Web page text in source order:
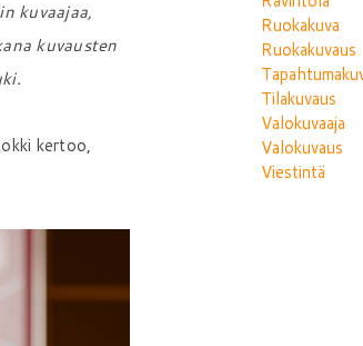
kuvaajaa,
kuvausten
kertoo,
Ruokakuva
Ruokakuvaus
Tilakuvaus
Valokuvaaja
Valokuvaus
Viestintä